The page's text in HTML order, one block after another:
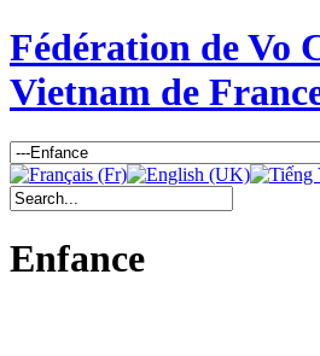
Fédération de Vo
Vietnam de
Enfance